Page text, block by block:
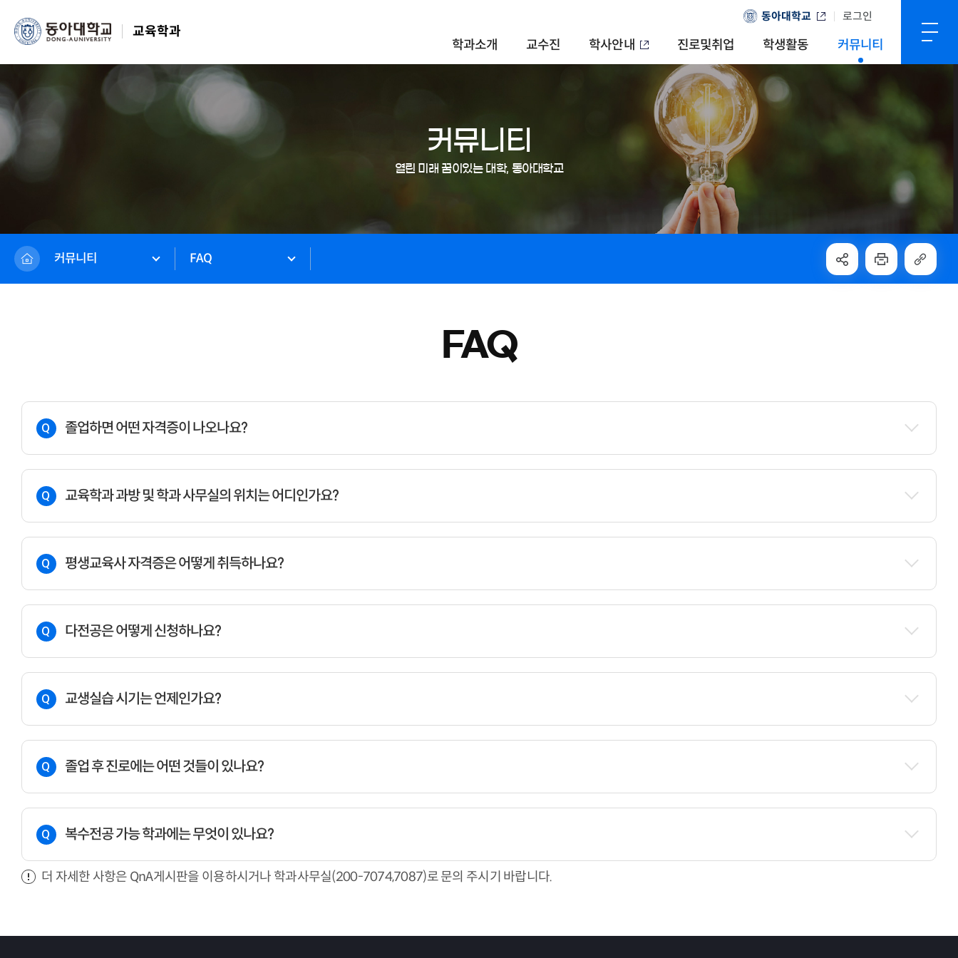
동아대학교 로그인
교육학과
학과소개
교수진 학사안내 진로및취업 학생활동 커뮤니티
커뮤니티
열린 미래 꿈이있는 대학, 동아대학교
커뮤니티 FAQ
FAQ
Q 졸업하면 어떤 자격증이 나오나요?
Q 교육학과 과방 및 학과 사무실의 위치는 어디인가요?
Q 평생교육사 자격증은 어떻게 취득하나요?
Q 다전공은 어떻게 신청하나요?
Q 교생실습 시기는 언제인가요?
Q 졸업 후 진로에는 어떤 것들이 있나요?
Q 복수전공 가능 학과에는 무엇이 있나요?
더 자세한 사항은 QnA게시판을 이용하시거나 학과사무실(200-7074,7087)로 문의 주시기 바랍니다.